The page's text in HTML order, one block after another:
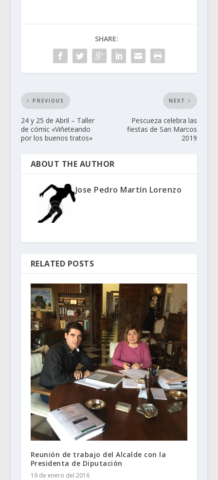
SHARE:
PREVIOUS
24 y 25 de Abril – Taller
de cómic «Viñeteando
por los buenos tratos»
NEXT
Pescueza celebra las
fiestas de San Marcos
2019
ABOUT THE AUTHOR
Jose Pedro Martín Lorenzo
RELATED POSTS
Reunión de trabajo del Alcalde con la
Presidenta de Diputación
19 de enero del 2016